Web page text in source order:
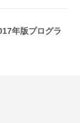
年版プログラ